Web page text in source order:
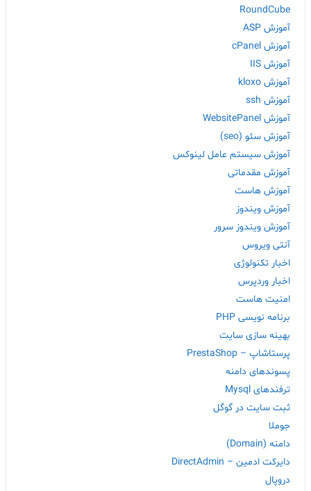
RoundCube
آموزش ASP
آموزش cPanel
آموزش IIS
آموزش kloxo
آموزش ssh
آموزش WebsitePanel
آموزش سئو (seo)
آموزش سیستم عامل لینوکس
آموزش مقدماتی
آموزش هاست
آموزش ویندوز
آموزش ویندوز سرور
آنتی ویروس
اخبار تکنولوژی
اخبار وردپرس
امنیت هاست
برنامه نویسی PHP
بهینه سازی سایت
پرستاشاپ – PrestaShop
پسوندهای دامنه
ترفندهای Mysql
ثبت سایت در گوگل
جوملا
دامنه (Domain)
دایرکت ادمین – DirectAdmin
دروپال